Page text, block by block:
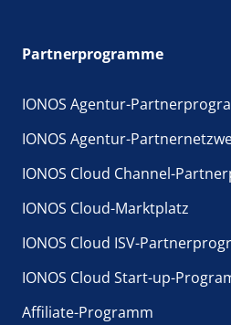
Partnerprogramme
IONOS Agentur-
IONOS Agentur-
IONOS Cloud Channel-
IONOS Cloud-Marktplatz
IONOS Cloud ISV-
IONOS Cloud Start-up-
Affiliate-Programm